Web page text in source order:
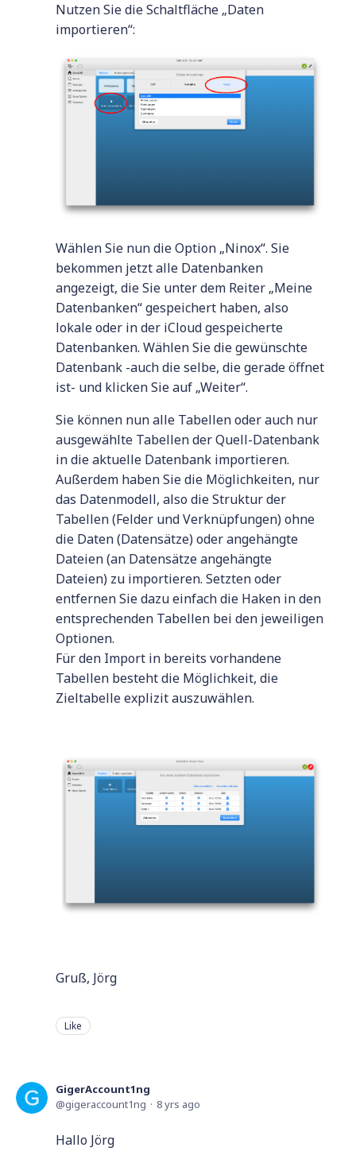
Nutzen Sie die Schaltfläche „Daten
importieren“:
Wählen Sie nun die Option „Ninox“. Sie
bekommen jetzt alle Datenbanken
angezeigt, die Sie unter dem Reiter „Meine
Datenbanken“ gespeichert haben, also
lokale oder in der iCloud gespeicherte
Datenbanken. Wählen Sie die gewünschte
Datenbank -auch die selbe, die gerade öffnet
ist- und klicken Sie auf „Weiter“.
Sie können nun alle Tabellen oder auch nur
ausgewählte Tabellen der Quell-Datenbank
in die aktuelle Datenbank importieren.
Außerdem haben Sie die Möglichkeiten, nur
das Datenmodell, also die Struktur der
Tabellen (Felder und Verknüpfungen) ohne
die Daten (Datensätze) oder angehängte
Dateien (an Datensätze angehängte
Dateien) zu importieren. Setzten oder
entfernen Sie dazu einfach die Haken in den
entsprechenden Tabellen bei den jeweiligen
Optionen.
Für den Import in bereits vorhandene
Tabellen besteht die Möglichkeit, die
Zieltabelle explizit auszuwählen.
Gruß, Jörg
Like
GigerAccount1ng
gigeraccount1ng
8 yrs ago
Hallo Jörg